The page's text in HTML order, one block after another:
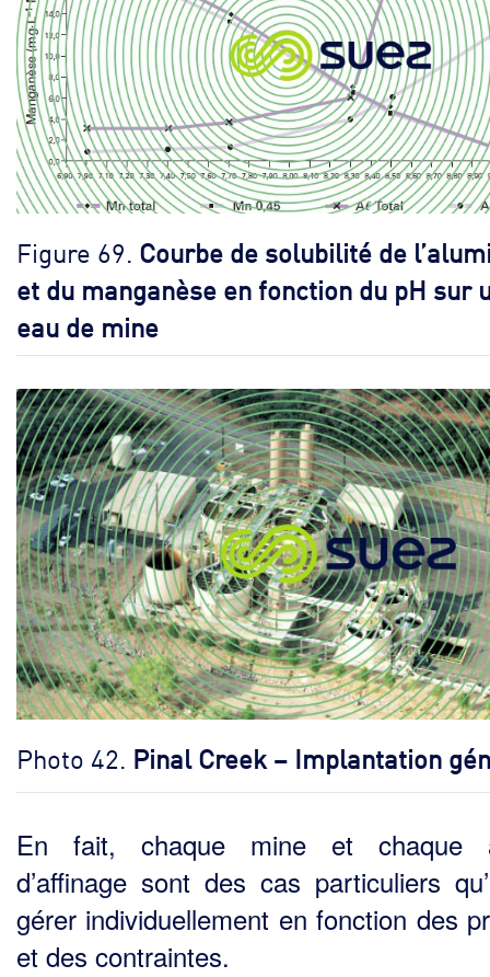
Figure 69. Courbe de solubilité de
et du manganèse en fonction du pH sur
eau de mine
Photo 42. Pinal Creek – Implantation
En fait, chaque mine et chaque
d’affinage sont des cas particuliers
gérer individuellement en fonction des
et des contraintes.